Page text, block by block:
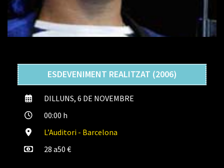
ESDEVENIMENT REALITZAT (2006)
DILLUNS, 6 DE NOVEMBRE
00:00 h
L’Auditori - Barcelona
28 a50 €